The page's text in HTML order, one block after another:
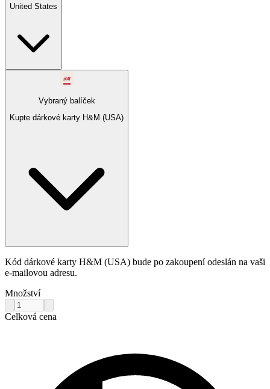
United States
Vybraný balíček
Kupte dárkové karty H&M (USA)
Kód dárkové karty H&M (USA) bude po zakoupení odeslán na vaši
e-mailovou adresu.
Množství
Celková cena